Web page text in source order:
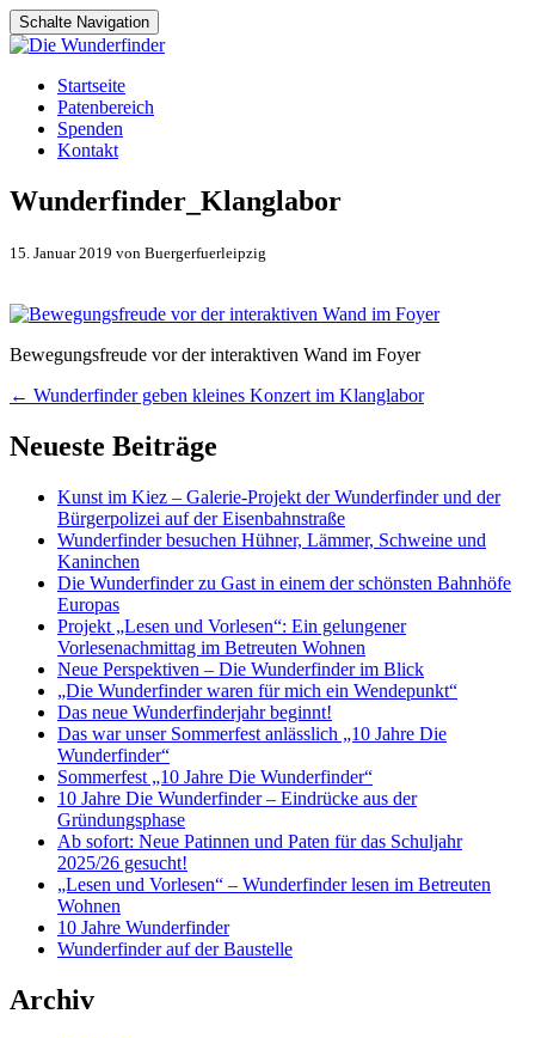
Schalte Navigation
Zum
Inhalt
springen
Startseite
Patenbereich
Spenden
Kontakt
Wunderfinder_Klanglabor
15. Januar 2019 von Buergerfuerleipzig
Bewegungsfreude vor der interaktiven Wand im Foyer
Artikel-
Navigation
← Wunderfinder geben kleines Konzert im Klanglabor
Neueste Beiträge
Kunst im Kiez – Galerie-Projekt der Wunderfinder und der
Bürgerpolizei auf der Eisenbahnstraße
Wunderfinder besuchen Hühner, Lämmer, Schweine und
Kaninchen
Die Wunderfinder zu Gast in einem der schönsten Bahnhöfe
Europas
Projekt „Lesen und Vorlesen“: Ein gelungener
Vorlesenachmittag im Betreuten Wohnen
Neue Perspektiven – Die Wunderfinder im Blick
„Die Wunderfinder waren für mich ein Wendepunkt“
Das neue Wunderfinderjahr beginnt!
Das war unser Sommerfest anlässlich „10 Jahre Die
Wunderfinder“
Sommerfest „10 Jahre Die Wunderfinder“
10 Jahre Die Wunderfinder – Eindrücke aus der
Gründungsphase
Ab sofort: Neue Patinnen und Paten für das Schuljahr
2025/26 gesucht!
„Lesen und Vorlesen“ – Wunderfinder lesen im Betreuten
Wohnen
10 Jahre Wunderfinder
Wunderfinder auf der Baustelle
Archiv